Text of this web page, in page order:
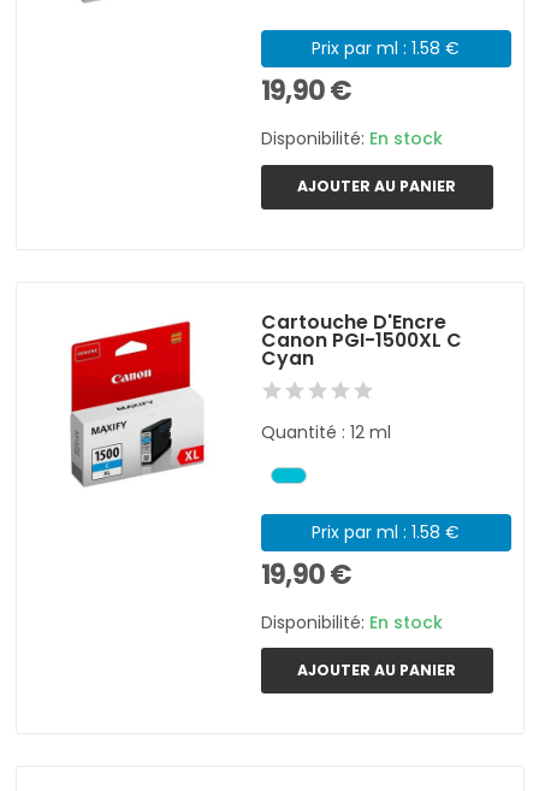
Prix par ml : 1.58 €
19,90 €
Disponibilité: En stock
AJOUTER AU PANIER
Cartouche D'Encre
Canon PGI-1500XL C
Cyan
Quantité : 12 ml
Prix par ml : 1.58 €
19,90 €
Disponibilité: En stock
AJOUTER AU PANIER